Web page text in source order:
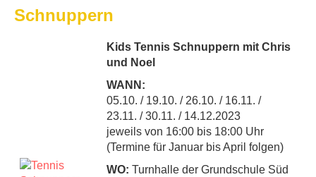
Schnuppern
Kids Tennis Schnuppern mit Chris
und Noel
WANN:
05.10. / 19.10. / 26.10. / 16.11. /
23.11. / 30.11. / 14.12.2023
jeweils von 16:00 bis 18:00 Uhr
(Termine für Januar bis April folgen)
WO: Turnhalle der Grundschule Süd